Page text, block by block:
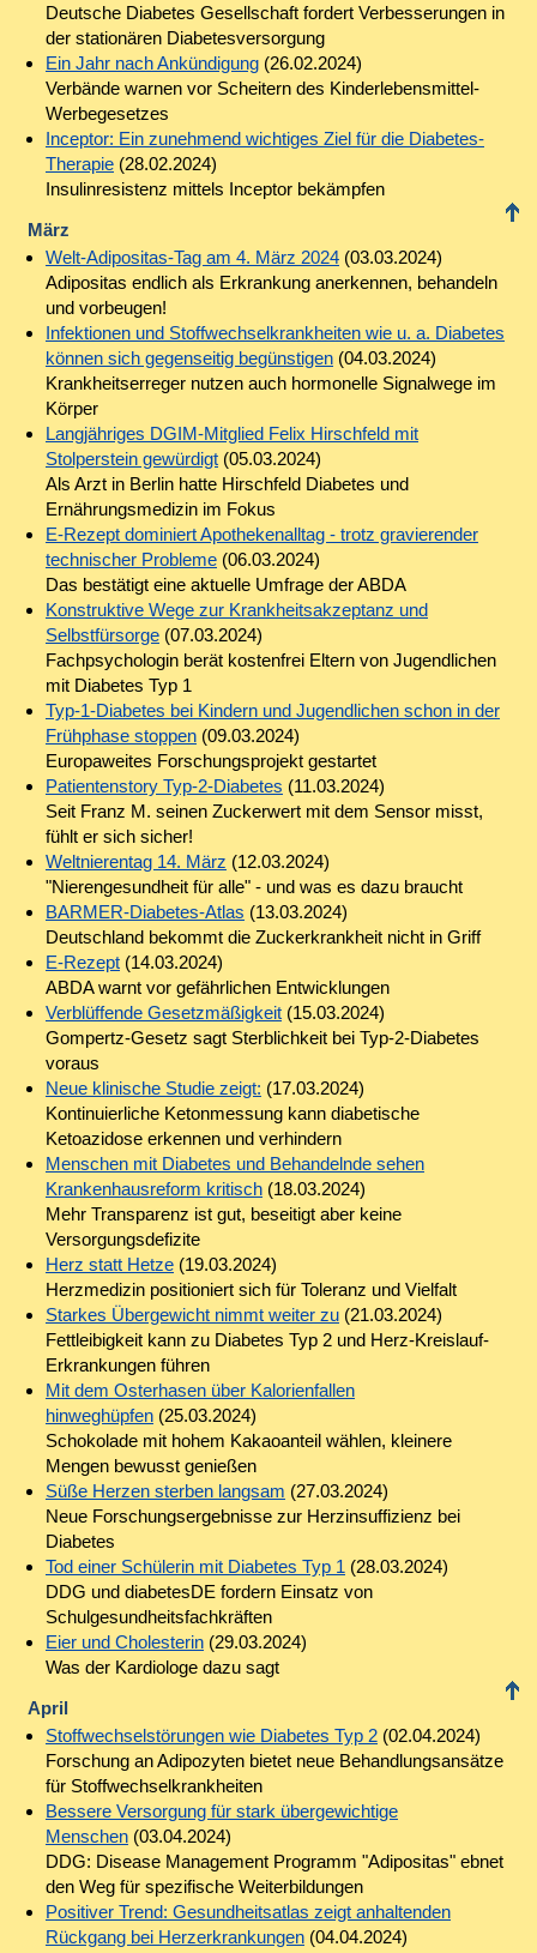
Deutsche Diabetes Gesellschaft fordert Verbesserungen in
der stationären Diabetesversorgung
Ein Jahr nach Ankündigung(26.02.2024)
Verbände warnen vor Scheitern des Kinderlebensmittel-
Werbegesetzes
Inceptor: Ein zunehmend wichtiges Ziel für die Diabetes-
Therapie(28.02.2024)
Insulinresistenz mittels Inceptor bekämpfen
März
Welt-Adipositas-Tag am 4. März 2024(03.03.2024)
Adipositas endlich als Erkrankung anerkennen, behandeln
und vorbeugen!
Infektionen und Stoffwechselkrankheiten wie u. a. Diabetes
können sich gegenseitig begünstigen(04.03.2024)
Krankheitserreger nutzen auch hormonelle Signalwege im
Körper
Langjähriges DGIM-Mitglied Felix Hirschfeld mit
Stolperstein gewürdigt(05.03.2024)
Als Arzt in Berlin hatte Hirschfeld Diabetes und
Ernährungsmedizin im Fokus
E-Rezept dominiert Apothekenalltag - trotz gravierender
technischer Probleme(06.03.2024)
Das bestätigt eine aktuelle Umfrage der ABDA
Konstruktive Wege zur Krankheitsakzeptanz und
Selbstfürsorge(07.03.2024)
Fachpsychologin berät kostenfrei Eltern von Jugendlichen
mit Diabetes Typ 1
Typ-1-Diabetes bei Kindern und Jugendlichen schon in der
Frühphase stoppen(09.03.2024)
Europaweites Forschungspro­jekt gestartet
Patientenstory Typ-2-Diabetes (11.03.2024)
Seit Franz M. seinen Zuckerwert mit dem Sensor misst,
fühlt er sich sicher!
Weltnierentag 14. März (12.03.2024)
"Nierengesundheit für alle" - und was es dazu braucht
BARMER-Diabetes-Atlas (13.03.2024)
Deutschland bekommt die Zuckerkrankheit nicht in Griff
E-Rezept(14.03.2024)
ABDA warnt vor gefährlichen Entwicklungen
Verblüffende Gesetzmäßigkeit(15.03.2024)
Gompertz-Gesetz sagt Sterblichkeit bei Typ-2-Diabetes
voraus
Neue klinische Studie zeigt: (17.03.2024)
Kontinuierliche Ketonmessung kann diabetische
Ketoazidose erkennen und verhindern
Menschen mit Diabetes und Behandelnde sehen
Krankenhausreform kritisch(18.03.2024)
Mehr Transparenz ist gut, beseitigt aber keine
Versorgungsdefizite
Herz statt Hetze(19.03.2024)
Herzmedizin positioniert sich für Toleranz und Vielfalt
Starkes Übergewicht nimmt weiter zu(21.03.2024)
Fettleibigkeit kann zu Diabetes Typ 2 und Herz-Kreislauf-
Erkrankungen führen
Mit dem Osterhasen über Kalorienfallen
hinweghüpfen(25.03.2024)
Schokolade mit hohem Kakaoanteil wählen, kleinere
Mengen bewusst genießen
Süße Herzen sterben langsam (27.03.2024)
Neue Forschungsergebnisse zur Herzinsuffizienz bei
Diabetes
Tod einer Schülerin mit Diabetes Typ 1 (28.03.2024)
DDG und diabetesDE fordern Einsatz von
Schulgesundheitsfachkräften
Eier und Cholesterin(29.03.2024)
Was der Kardiologe dazu sagt
April
Stoffwechselstörungen wie Diabetes Typ 2(02.04.2024)
Forschung an Adipozyten bietet neue Behandlungsansätze
für Stoffwechselkrankheiten
Bessere Versorgung für stark übergewichtige
Menschen(03.04.2024)
DDG: Disease Management Programm "Adipositas" ebnet
den Weg für spezifische Weiterbildungen
Positiver Trend: Gesundheitsatlas zeigt anhaltenden
Rückgang bei Herzerkrankungen(04.04.2024)